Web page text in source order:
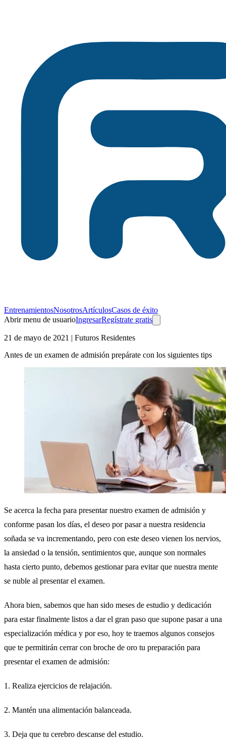
EntrenamientosNosotrosArtículosCasos de éxito
Abrir menu de usuarioIngresarRegístrate gratis
21 de mayo de 2021 | Futuros Residentes
Antes de un examen de admisión prepárate con los siguientes tips
Se acerca la fecha para presentar nuestro examen de admisión y
conforme pasan los días, el deseo por pasar a nuestra residencia
soñada se va incrementando, pero con este deseo vienen los nervios,
la ansiedad o la tensión, sentimientos que, aunque son normales
hasta cierto punto, debemos gestionar para evitar que nuestra mente
se nuble al presentar el examen.
Ahora bien, sabemos que han sido meses de estudio y dedicación
para estar finalmente listos a dar el gran paso que supone pasar a una
especialización médica y por eso, hoy te traemos algunos consejos
que te permitirán cerrar con broche de oro tu preparación para
presentar el examen de admisión:
1. Realiza ejercicios de relajación.
2. Mantén una alimentación balanceada.
3. Deja que tu cerebro descanse del estudio.